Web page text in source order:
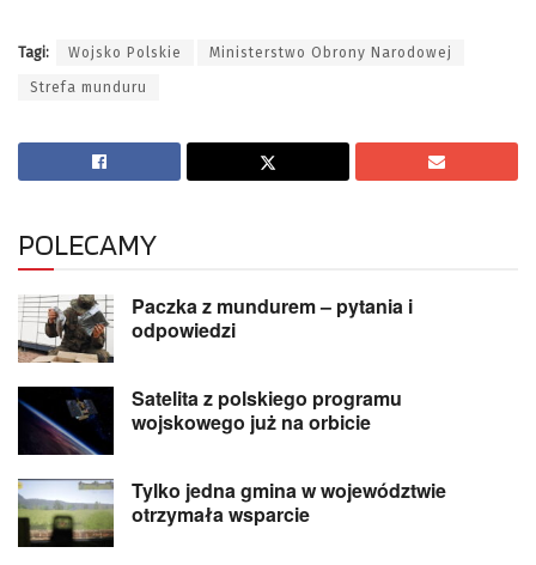
Tagi: Wojsko Polskie Ministerstwo Obrony Narodowej
Strefa munduru
POLECAMY
Paczka z mundurem – pytania i
odpowiedzi
Satelita z polskiego programu
wojskowego już na orbicie
Tylko jedna gmina w województwie
otrzymała wsparcie